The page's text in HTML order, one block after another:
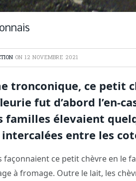
ON 12 NOVEMBRE 2021
tronconique, ce petit
fut d’abord l’en-
familles élevaient
entre les
façonnaient ce petit chèvre en le
à fromage. Outre le lait, les